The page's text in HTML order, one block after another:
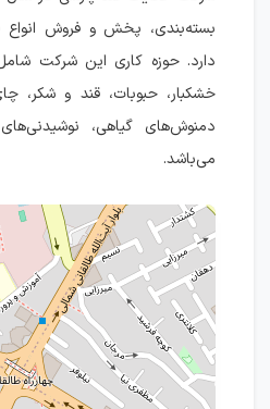
بسته‌بندی، پخش و فروش انواع
دارد. حوزه کاری این شرکت
خشکبار، حبوبات، قند و شکر،
دمنوش‌های گیاهی،
می‌باشد.